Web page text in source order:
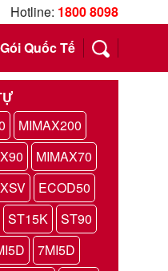
Hotline: 1800 8098
Gói Quốc Tế
MIMAX200
MIMAX70
ECOD50
ST15K
ST90
7MI5D